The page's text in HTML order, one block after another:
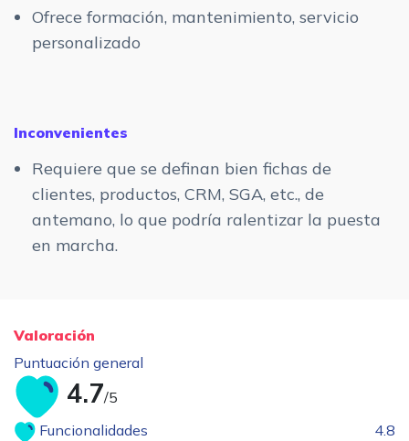
Ofrece formación, mantenimiento, servicio
personalizado
Inconvenientes
Requiere que se definan bien fichas de
clientes, productos, CRM, SGA, etc., de
antemano, lo que podría ralentizar la puesta
en marcha.
Valoración
Puntuación general
4.7/5
Funcionalidades
4.8